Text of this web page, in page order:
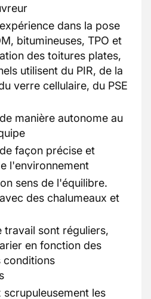
dans la pose
bitumineuses, TPO et
des toitures plates,
utilisent du PIR, de la
verre cellulaire, du PSE
manière autonome au
façon précise et
l'environnement
sens de l'équilibre.
des chalumeaux et
travail sont réguliers,
en fonction des
conditions
les